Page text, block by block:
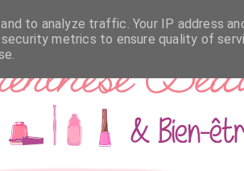
to analyze traffic. Your IP address
metrics to ensure quality of